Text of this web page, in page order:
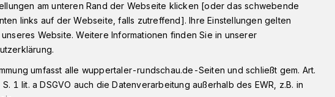
und Master-Studierende aus
Mexiko, Österreich, Rumänien und
„Literatur und Gewalt in
Übersetzung“ teil, die Anfang
Universität Wuppertal stattfand.
am unteren Rand der Webseite klicken [oder das schwebende
links auf der Webseite, falls zutreffend]. Ihre Einstellungen gelten
Website. Weitere Informationen finden Sie in unserer
umfasst alle wuppertaler-rundschau.de-Seiten und schließt gem. Art.
1 lit. a DSGVO auch die Datenverarbeitung außerhalb des EWR, z.B. in